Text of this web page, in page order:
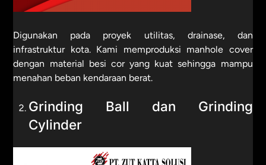
Digunakan pada proyek utilitas, drainase, dan
infrastruktur kota. Kami memproduksi manhole cover
dengan material besi cor yang kuat sehingga mampu
menahan beban kendaraan berat.
Grinding Ball dan Grinding
Cylinder